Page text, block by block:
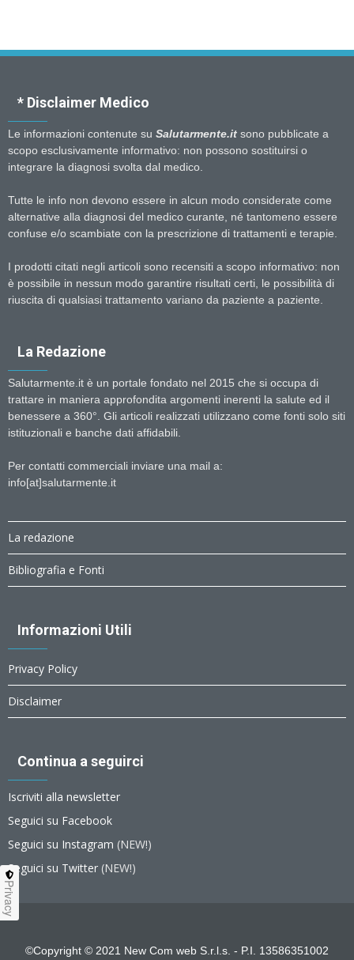
* Disclaimer Medico
Le informazioni contenute su Salutarmente.it sono pubblicate a
scopo esclusivamente informativo: non possono sostituirsi o
integrare la diagnosi svolta dal medico.
Tutte le info non devono essere in alcun modo considerate come
alternative alla diagnosi del medico curante, né tantomeno essere
confuse e/o scambiate con la prescrizione di trattamenti e terapie.
I prodotti citati negli articoli sono recensiti a scopo informativo: non
è possibile in nessun modo garantire risultati certi, le possibilità di
riuscita di qualsiasi trattamento variano da paziente a paziente.
La Redazione
Salutarmente.it è un portale fondato nel 2015 che si occupa di
trattare in maniera approfondita argomenti inerenti la salute ed il
benessere a 360°. Gli articoli realizzati utilizzano come fonti solo siti
istituzionali e banche dati affidabili.
Per contatti commerciali inviare una mail a:
info[at]salutarmente.it
La redazione
Bibliografia e Fonti
Informazioni Utili
Privacy Policy
Disclaimer
Continua a seguirci
Iscriviti alla newsletter
Seguici su Facebook
Seguici su Instagram (NEW!)
Seguici su Twitter (NEW!)
©Copyright © 2021 New Com web S.r.l.s. - P.I. 13586351002
Privacy